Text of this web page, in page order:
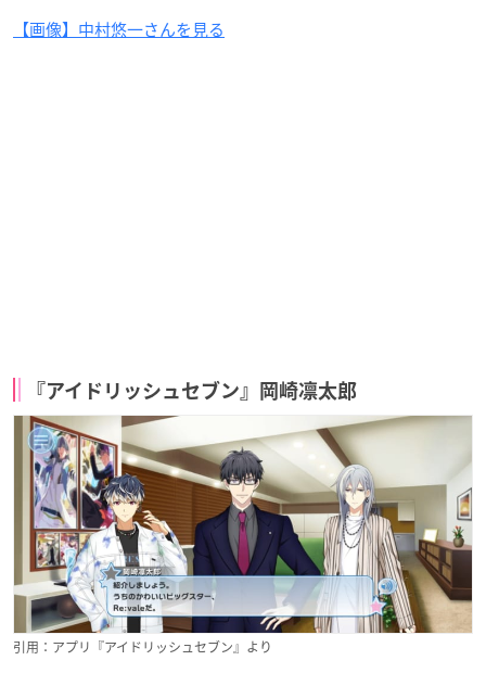
【画像】中村悠一さんを見る
『アイドリッシュセブン』岡崎凛太郎
引用：アプリ『アイドリッシュセブン』より